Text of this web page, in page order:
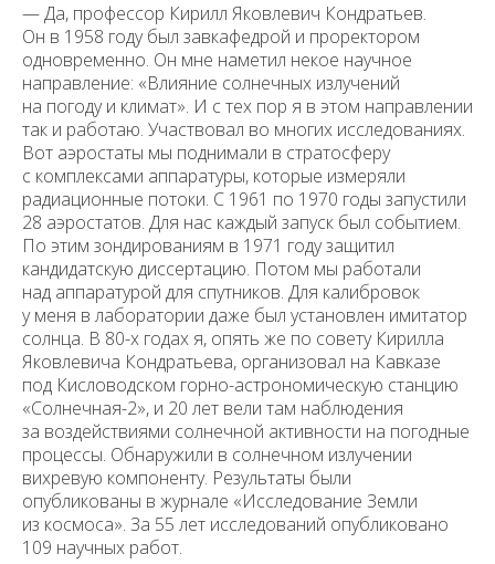
— Да, профессор Кирилл Яковлевич Кондратьев.
Он в 1958 году был завкафедрой и проректором
одновременно. Он мне наметил некое научное
направление: «Влияние солнечных излучений
на погоду и климат». И с тех пор я в этом направлении
так и работаю. Участвовал во многих исследованиях.
Вот аэростаты мы поднимали в стратосферу
с комплексами аппаратуры, которые измеряли
радиационные потоки. С 1961 по 1970 годы запустили
28 аэростатов. Для нас каждый запуск был событием.
По этим зондированиям в 1971 году защитил
кандидатскую диссертацию. Потом мы работали
над аппаратурой для спутников. Для калибровок
у меня в лаборатории даже был установлен имитатор
солнца. В 80-х годах я, опять же по совету Кирилла
Яковлевича Кондратьева, организовал на Кавказе
под Кисловодском горно-астрономическую станцию
«Солнечная-2», и 20 лет вели там наблюдения
за воздействиями солнечной активности на погодные
процессы. Обнаружили в солнечном излучении
вихревую компоненту. Результаты были
опубликованы в журнале «Исследование Земли
из космоса». За 55 лет исследований опубликовано
109 научных работ.
На данном информационном ресурсе могут быть
Политика СПбГУ в отношении обработки
персональных данных
Saint Petersburg State University © 2026
Уважаемые универсанты и гости! Если
вы заметили неточность в опубликованных
сведениях, пожалуйста, сообщите об этом
на электронный адресpro@spbu.ru
Санкт-Петербургский государственный университет©
2026